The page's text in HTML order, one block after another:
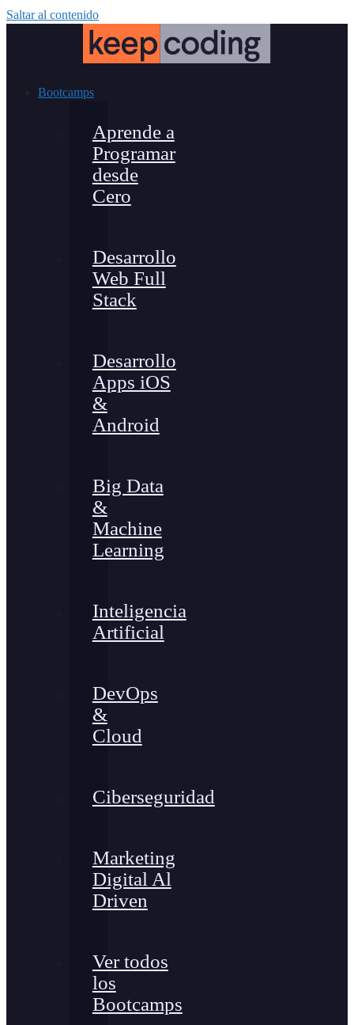
Saltar al contenido
Bootcamps
Aprende a
Programar
desde
Cero
Desarrollo
Web Full
Stack
Desarrollo
Apps iOS
&
Android
Big Data
&
Machine
Learning
Inteligencia
Artificial
DevOps
&
Cloud
Ciberseguridad
Marketing
Digital Al
Driven
Ver todos
los
Bootcamps